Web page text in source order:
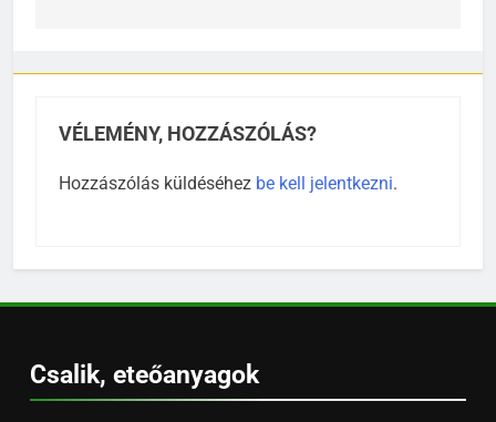
VÉLEMÉNY, HOZZÁSZÓLÁS?
Hozzászólás küldéséhez be kell jelentkezni.
Csalik, eteőanyagok